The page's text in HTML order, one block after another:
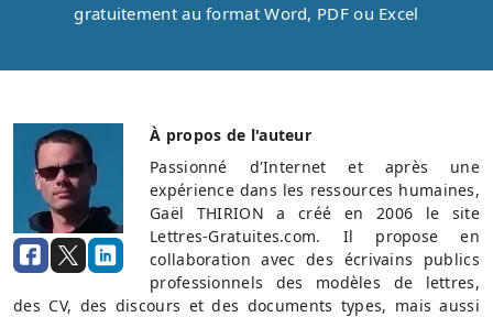
gratuitement au format Word, PDF ou Excel
À propos de l'auteur
Passionné d'Internet et après une
expérience dans les ressources humaines,
Gaël THIRION a créé en 2006 le site
Lettres-Gratuites.com. Il propose en
collaboration avec des écrivains publics
professionnels des modèles de lettres,
des CV, des discours et des documents types, mais aussi